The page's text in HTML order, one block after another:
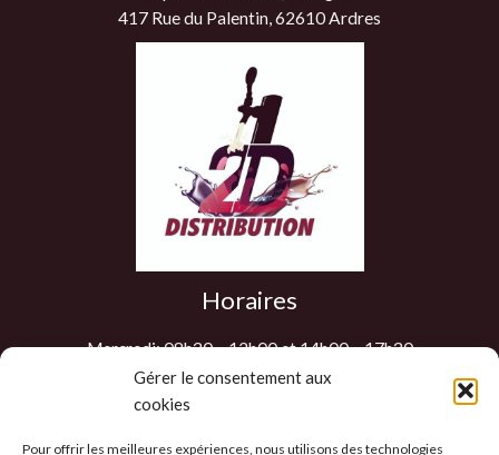
Gérer le consentement aux
cookies
Pour offrir les meilleures expériences, nous utilisons des technologies
417 Rue du Palentin, 62610 Ardres
Horaires
Mercredi: 08h30 – 12h00 et 14h00 – 17h30
Jeudi: 08h30 – 12h00 et 14h00 – 17h30
Vendredi: 08h30 – 12h00 et 14h00 – 17h30